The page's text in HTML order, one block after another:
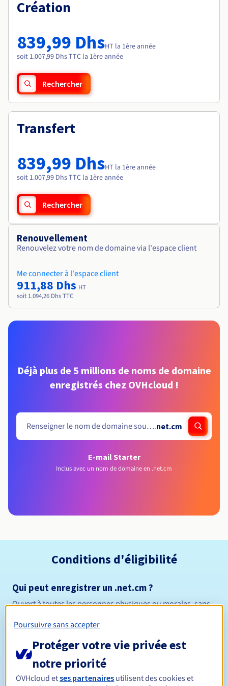
Tarifs
Roadmap & Changelog
Roadmap & Changelog
Création
839,99 DhsHT la 1ère année
soit 1.007,99 Dhs TTC la 1ère année
Rechercher
Transfert
839,99 DhsHT la 1ère année
soit 1.007,99 Dhs TTC la 1ère année
Rechercher
Renouvellement
Renouvelez votre nom de domaine via l'espace client
Me connecter à l'espace client
911,88 Dhs HT
soit 1.094,26 Dhs TTC
Déjà plus de 5 millions de noms de domaine
enregistrés chez OVHcloud !
.net.cm
E-mail Starter
Inclus avec un nom de domaine en .net.cm
Conditions d'éligibilité
Qui peut enregistrer un .net.cm ?
Ouvert à toutes les personnes physiques ou morales, sans
Durée de réservation
Poursuivre sans accepter
Protéger votre vie privée est
notre priorité
OVHcloud etses partenaires utilisent des cookies et